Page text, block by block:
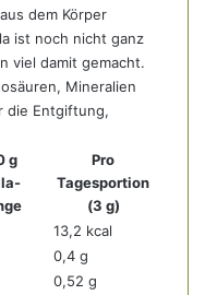
dem Körper
ist noch nicht ganz
viel damit gemacht.
Mineralien
die Entgiftung,
g
Pro
Tagesportion
(3 g)
13,2 kcal
0,4 g
0,52 g